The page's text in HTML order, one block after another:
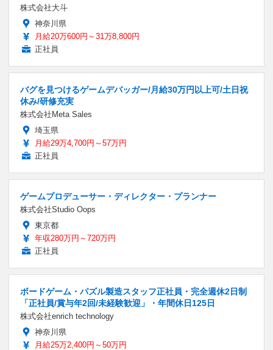
株式会社大斗
神奈川県
月給20万600円～31万8,800円
正社員
バグを見つけるゲームデバッガー/月給30万円以上可/土日祝
休み/研修充実
株式会社Meta Sales
埼玉県
月給29万4,700円～57万円
正社員
ゲームプロデューサー・ディレクター・プランナー
株式会社Studio Oops
東京都
年収280万円～720万円
正社員
ボードゲーム・パズル製造スタッフ正社員・完全週休2日制
「正社員/賞与年2回/未経験歓迎」・年間休日125日
株式会社enrich technology
神奈川県
月給25万2,400円～50万円